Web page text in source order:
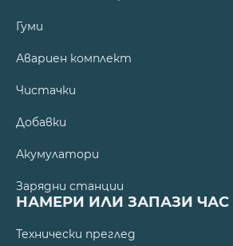
Гуми
Авариен комплект
Чистачки
Добавки
Акумулатори
Зарядни станции
НАМЕРИ ИЛИ ЗАПАЗИ ЧАС
Технически преглед